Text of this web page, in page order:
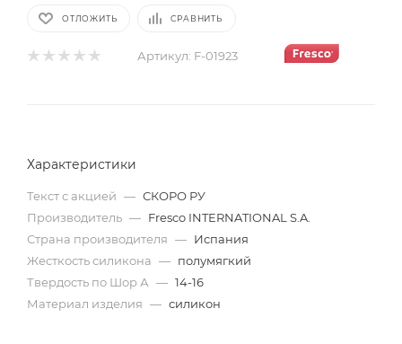
ОТЛОЖИТЬ СРАВНИТЬ
Артикул: F-01923
Характеристики
Текст с акцией — СКОРО РУ
Производитель — Fresco INTERNATIONAL S.A.
Страна производителя — Испания
Жесткость силикона — полумягкий
Твердость по Шор А — 14-16
Материал изделия — силикон